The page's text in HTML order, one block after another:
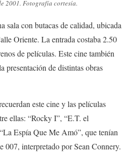
2001. Fotografía cortesía.
sala con butacas de calidad, ubicada
Oriente. La entrada costaba 2.50
de películas. Este cine también
presentación de distintas obras
este cine y las películas
ellas: “Rocky I”, “E.T. el
Espía Que Me Amó”, que tenían
007, interpretado por Sean Connery.